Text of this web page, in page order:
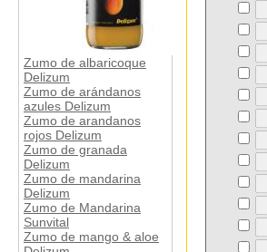
Zumo de albaricoque
Delizum
Zumo de arándanos
azules Delizum
Zumo de arandanos
rojos Delizum
Zumo de granada
Delizum
Zumo de mandarina
Delizum
Zumo de Mandarina
Sunvital
Zumo de mango & aloe